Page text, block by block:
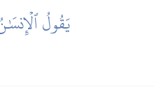
يَقُولُ